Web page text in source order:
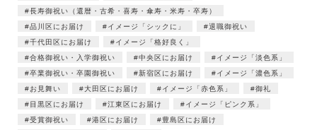
長寿御祝い（還暦・古希・喜寿・傘寿・米寿・卒寿）
品川区にお届け
イメージ「シックに」
退職御祝い
千代田区にお届け
イメージ「格好良く」
合格御祝い・入学御祝い
中央区にお届け
イメージ「淡色系」
卒業御祝い・卒園御祝い
新宿区にお届け
イメージ「濃色系」
お見舞い
大田区にお届け イメージ「赤色系」
御礼
目黒区にお届け
江東区にお届け
イメージ「ピンク系」
受賞御祝い
港区にお届け
豊島区にお届け